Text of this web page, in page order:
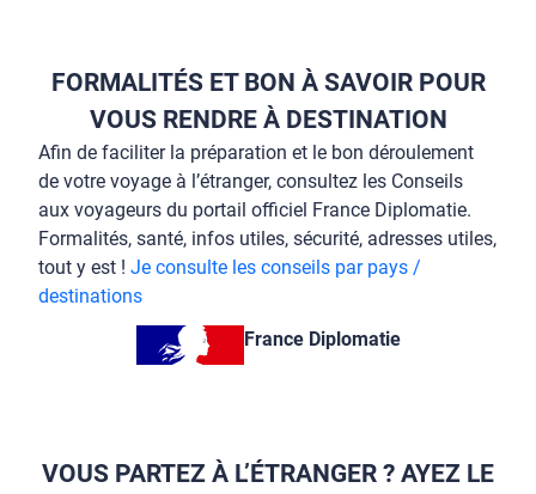
FORMALITÉS ET BON À SAVOIR POUR
VOUS RENDRE À DESTINATION
Afin de faciliter la préparation et le bon déroulement
de votre voyage à l’étranger, consultez les Conseils
aux voyageurs du portail officiel France Diplomatie.
Formalités, santé, infos utiles, sécurité, adresses utiles,
tout y est ! Je consulte les conseils par pays /
destinations
France Diplomatie
VOUS PARTEZ À L’ÉTRANGER ? AYEZ LE